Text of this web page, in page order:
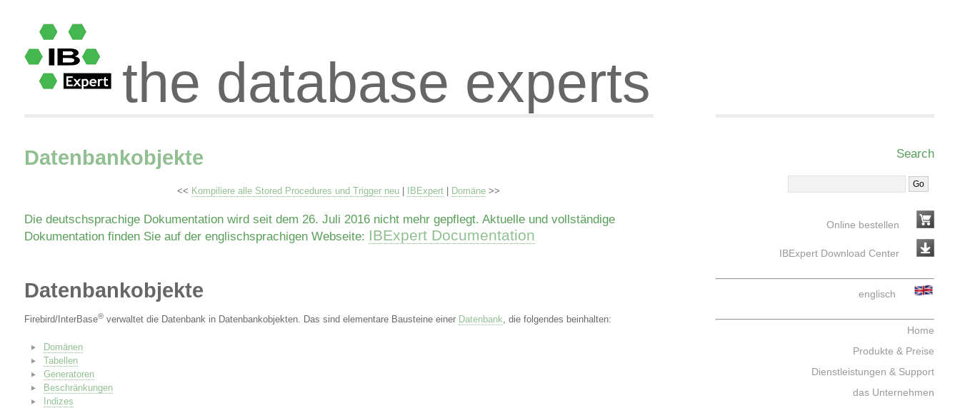
the database experts
Datenbankobjekte
<< Kompiliere alle Stored Procedures und Trigger neu IBExpert Domäne >>
Die deutschsprachige Dokumentation wird seit dem 26. Juli 2016 nicht mehr gepflegt. Aktuelle und vollständige
Dokumentation finden Sie auf der englischsprachigen Webseite: IBExpert Documentation
Datenbankobjekte
Firebird/InterBase®verwaltet die Datenbank in Datenbankobjekten. Das sind elementare Bausteine einer Datenbank, die folgendes beinhalten:
Domänen
Tabellen
Generatoren
Beschränkungen
Indizes
Search
Online bestellen
IBExpert Download Center
englisch
Home
Produkte & Preise
Dienstleistungen & Support
das Unternehmen